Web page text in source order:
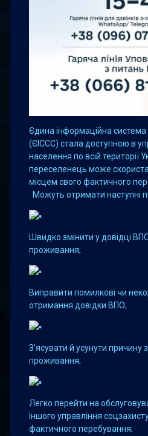
Єдина інформаційна система
(ЄІССС) стала доступною в
населення по всій території
переселенець може
місцем свого фактичного
Можуть отримати наступні
Швидко змінити у довідці
проживання;
Виправити помилкові чи
отримання довідки ВПО;
З’ясувати й усунути
проживання;
Легко перейти на
іншого управління
фактичного перебування;